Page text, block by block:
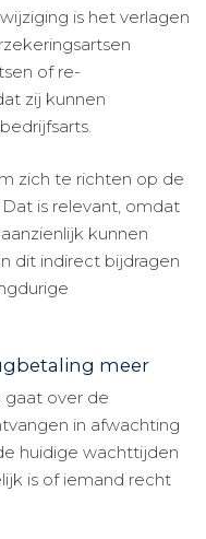
is het verlagen
of re-
zij kunnen
zich te richten op de
is relevant, omdat
kunnen
dit indirect bijdragen
meer
gaat over de
in afwachting
huidige wachttijden
is of iemand recht